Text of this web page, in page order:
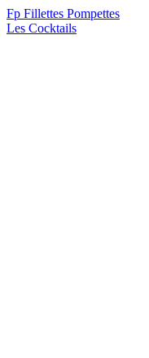
Fp Fillettes Pompettes
Les Cocktails